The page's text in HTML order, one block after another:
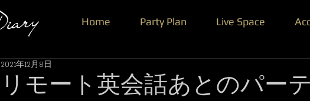
Home Party Plan Live Space
リモート英会話あとのパー
2021年12月8日